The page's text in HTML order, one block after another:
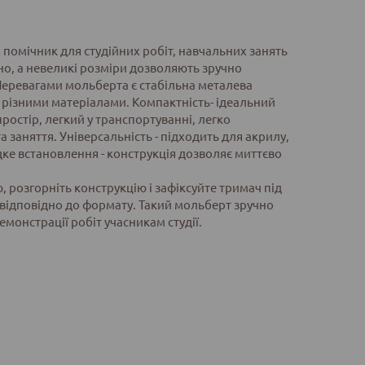
для студійних робіт, навчальних занять
а невеликі розміри дозволяють зручно
мольберта є стабільна металева
різними матеріалами. Компактність- ідеальний
легкий у транспортуванні, легко
Універсальність - підходить для акрилу,
встановлення - конструкція дозволяє миттєво
конструкцію і зафіксуйте тримач під
до формату. Такий мольберт зручно
робіт учасникам студії.